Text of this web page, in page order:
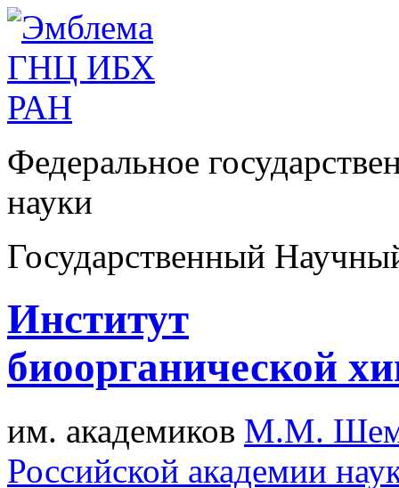
Федеральное
науки
Государственный
Институт
биоорганической
им. академиков М.М.
Российской академии